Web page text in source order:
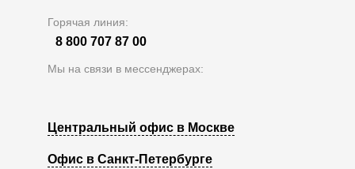
Горячая линия:
8 800 707 87 00
Мы на связи в мессенджерах:
Центральный офис в Москве
Офис в Санкт-Петербурге